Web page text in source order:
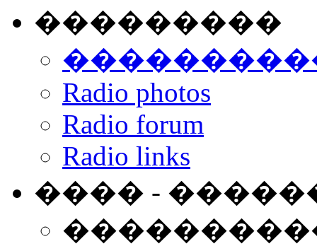
���������
Radio photos
Radio forum
Radio links
���� -